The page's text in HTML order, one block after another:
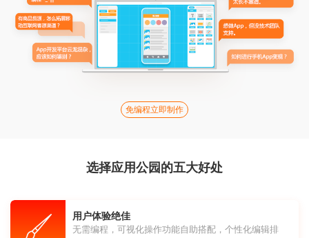
免编程立即制作
选择应用公园的五大好处
用户体验绝佳
无需编程，可视化操作功能自助搭配，个性化编辑排